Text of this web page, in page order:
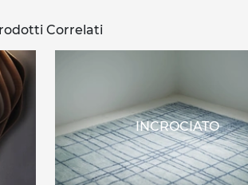
Correlati
INCROCIATO